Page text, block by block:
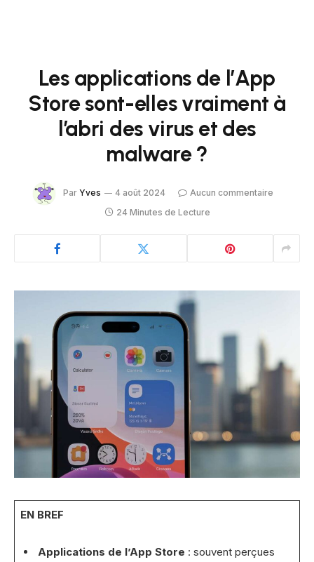
Les applications de l’App
Store sont-elles vraiment à
l’abri des virus et des
malware ?
Par Yves 4 août 2024
Aucun commentaire
24 Minutes de Lecture
EN BREF
Applications de l’App Store : souvent perçues